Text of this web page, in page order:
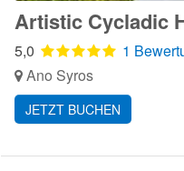
Artistic Cycladic
5,0
1
Ano Syros
JETZT BUCHEN